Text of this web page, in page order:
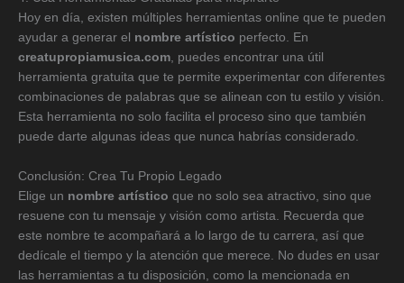
Hoy en día, existen múltiples herramientas online que te pueden
ayudar a generar el nombre artístico perfecto. En
creatupropiamusica.com , puedes encontrar una útil
herramienta gratuita que te permite experimentar con diferentes
combinaciones de palabras que se alinean con tu estilo y visión.
Esta herramienta no solo facilita el proceso sino que también
puede darte algunas ideas que nunca habrías considerado.
Conclusión: Crea Tu Propio Legado
Elige un nombre artístico que no solo sea atractivo, sino que
resuene con tu mensaje y visión como artista. Recuerda que
este nombre te acompañará a lo largo de tu carrera, así que
dedícale el tiempo y la atención que merece. No dudes en usar
las herramientas a tu disposición, como la mencionada en